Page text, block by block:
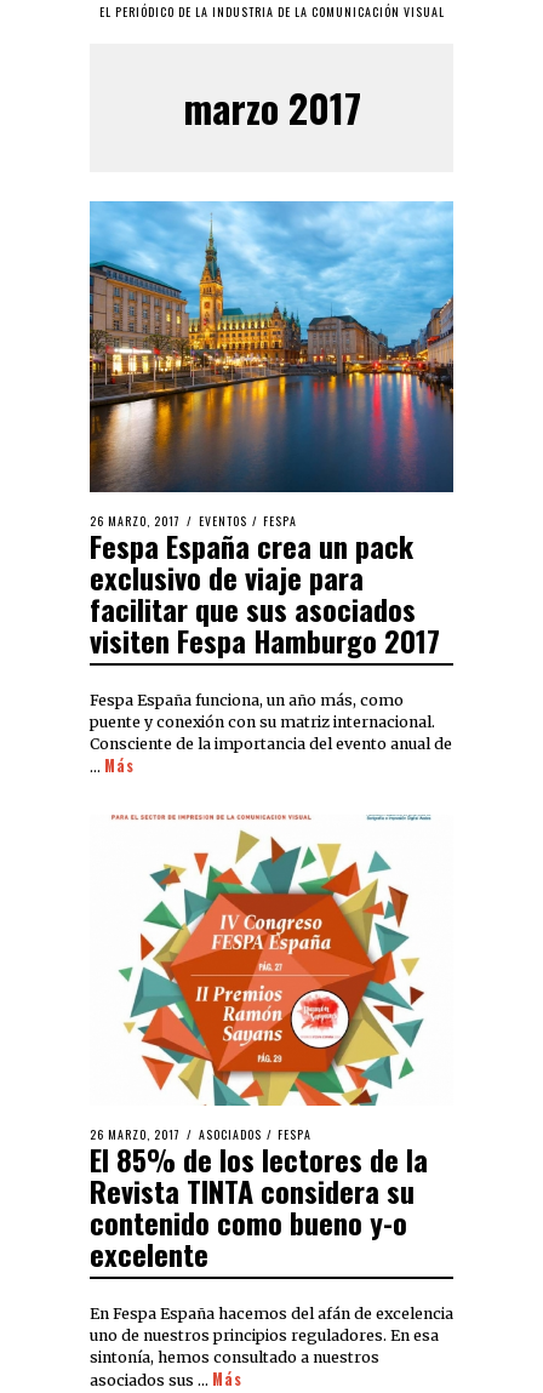
EL PERIÓDICO DE LA INDUSTRIA DE LA COMUNICACIÓN VISUAL
marzo 2017
26 MARZO, 2017 EVENTOS / FESPA
Fespa España crea un pack
exclusivo de viaje para
facilitar que sus asociados
visiten Fespa Hamburgo 2017
Fespa España funciona, un año más, como
puente y conexión con su matriz internacional.
Consciente de la importancia del evento anual de
… Más
26 MARZO, 2017 ASOCIADOS / FESPA
El 85% de los lectores de la
Revista TINTA considera su
contenido como bueno y-o
excelente
En Fespa España hacemos del afán de excelencia
uno de nuestros principios reguladores. En esa
sintonía, hemos consultado a nuestros
asociados sus … Más